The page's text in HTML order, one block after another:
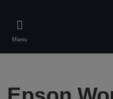
main
content
Meniu